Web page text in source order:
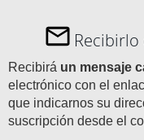
Recibirá un mensaje
electrónico con el
que indicarnos su
suscripción desde el